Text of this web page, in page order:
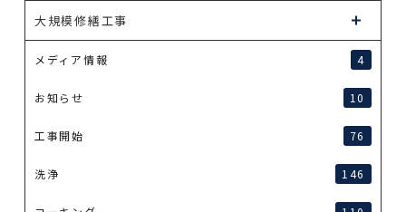
大規模修繕工事
メディア情報 4
お知らせ 10
工事開始 76
洗浄 146